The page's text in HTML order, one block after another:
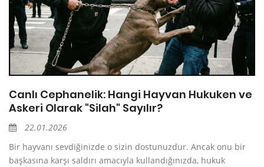
Canlı Cephanelik: Hangi Hayvan Hukuken ve
Askeri Olarak "Silah" Sayılır?
22.01.2026
Bir hayvanı sevdiğinizde o sizin dostunuzdur. Ancak onu bir
başkasına karşı saldırı amacıyla kullandığınızda, hukuk